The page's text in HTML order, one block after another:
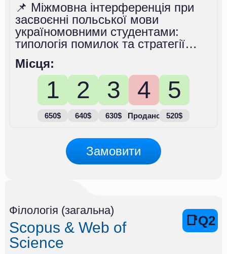
📌 Міжмовна інтерференція при
засвоєнні польської мови
україномовними студентами:
типологія помилок та стратегії
корекції
Місця:
1
650$
2
640$
3
630$
4
Продано
5
520$
Замовити
Філологія (загальна)
Scopus & Web of
Science
📑Q2